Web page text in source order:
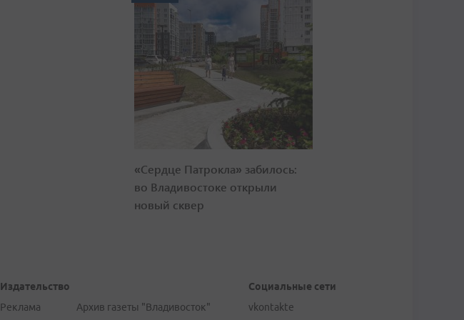
«Сердце Патрокла» забилось:
во Владивостоке открыли
новый сквер
Издательство
Реклама
Архив газеты "Владивосток"
Социальные сети
vkontakte